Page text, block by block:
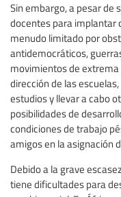
Sin embargo, a pesar de
docentes para implantar
menudo limitado por
antidemocráticos,
movimientos de
dirección de las
estudios y llevar a cabo
posibilidades de
condiciones de trabajo
amigos en la asignación
Debido a la grave
tiene dificultades para